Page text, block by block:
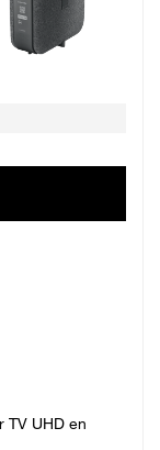
Sans engagement
TV UHD en